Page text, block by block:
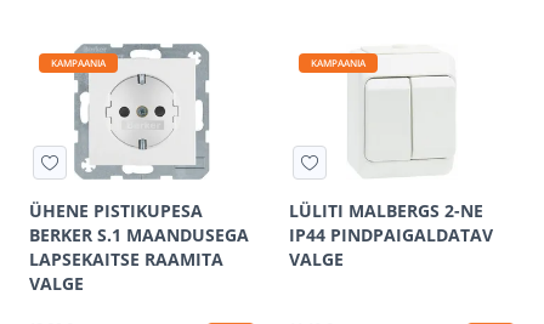
KAMPAANIA
ÜHENE PISTIKUPESA
BERKER S.1 MAANDUSEGA
LAPSEKAITSE RAAMITA
VALGE
KAMPAANIA
LÜLITI MALBERGS 2-NE
IP44 PINDPAIGALDATAV
VALGE